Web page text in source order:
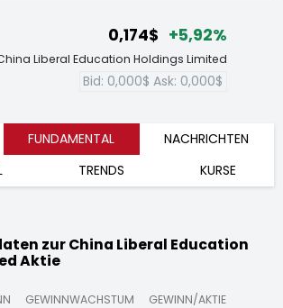
0,174$ +5,92%
Liberal Education Holdings Limited
Bid: 0,000$ Ask: 0,000$
FUNDAMENTAL
NACHRICHTEN
TRENDS KURSE
zur China Liberal Education
Aktie
GEWINNWACHSTUM GEWINN/AKTIE